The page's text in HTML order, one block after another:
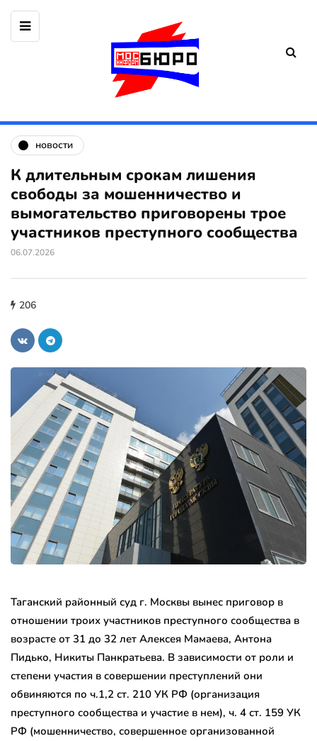
новости
К длительным срокам лишения
свободы за мошенничество и
вымогательство приговорены трое
участников преступного сообщества
06.07.2026
206
Таганский районный суд г. Москвы вынес приговор в
отношении троих участников преступного сообщества в
возрасте от 31 до 32 лет Алексея Мамаева, Антона
Пидько, Никиты Панкратьева. В зависимости от роли и
степени участия в совершении преступлений они
обвиняются по ч.1,2 ст. 210 УК РФ (организация
преступного сообщества и участие в нем), ч. 4 ст. 159 УК
РФ (мошенничество, совершенное организованной